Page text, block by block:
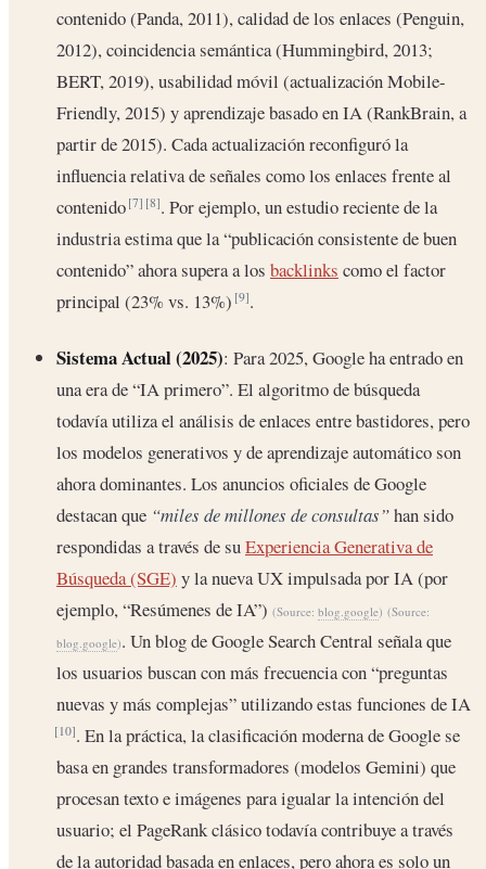
contenido (Panda, 2011), calidad de los enlaces (Penguin,
2012), coincidencia semántica (Hummingbird, 2013;
BERT, 2019), usabilidad móvil (actualización Mobile-
Friendly, 2015) y aprendizaje basado en IA (RankBrain, a
partir de 2015). Cada actualización reconfiguró la
influencia relativa de señales como los enlaces frente al
contenido[7] [8]. Por ejemplo, un estudio reciente de la
industria estima que la “publicación consistente de buen
contenido” ahora supera a los backlinks como el factor
principal (23% vs. 13%)[9].
Sistema Actual (2025): Para 2025, Google ha entrado en
una era de “IA primero”. El algoritmo de búsqueda
todavía utiliza el análisis de enlaces entre bastidores, pero
los modelos generativos y de aprendizaje automático son
ahora dominantes. Los anuncios oficiales de Google
destacan que “miles de millones de consultas”han sido
respondidas a través de suExperiencia Generativa de
Búsqueda (SGE) y la nueva UX impulsada por IA (por
ejemplo, “Resúmenes de IA”) (Source: blog.google) (Source:
blog.google). Un blog de Google Search Central señala que
los usuarios buscan con más frecuencia con “preguntas
nuevas y más complejas” utilizando estas funciones de IA
[10]. En la práctica, la clasificación moderna de Google se
basa en grandes transformadores (modelos Gemini) que
procesan texto e imágenes para igualar la intención del
usuario; el PageRank clásico todavía contribuye a través
de la autoridad basada en enlaces, pero ahora es solo un